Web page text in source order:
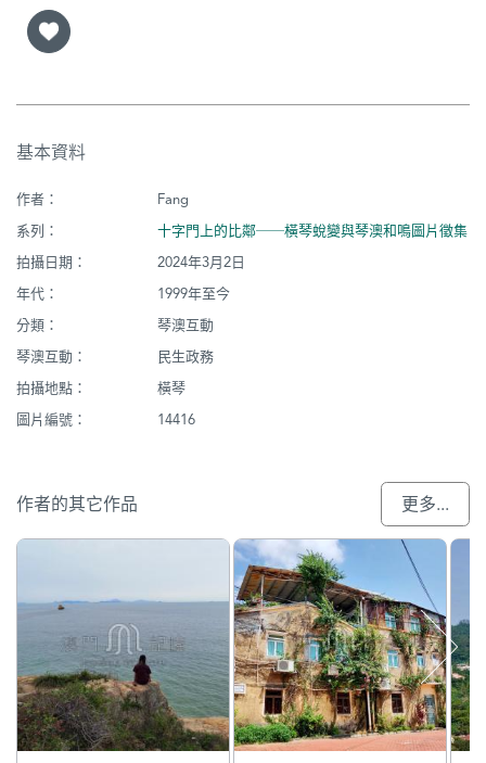
基本資料
作者：
Fang
系列：
十字門上的比鄰──橫琴蛻變與琴澳和鳴圖片徵集
拍攝日期：
2024年3月2日
年代：
1999年至今
分類：
琴澳互動
琴澳互動：
民生政務
拍攝地點：
橫琴
圖片編號：
14416
作者的其它作品 更多...